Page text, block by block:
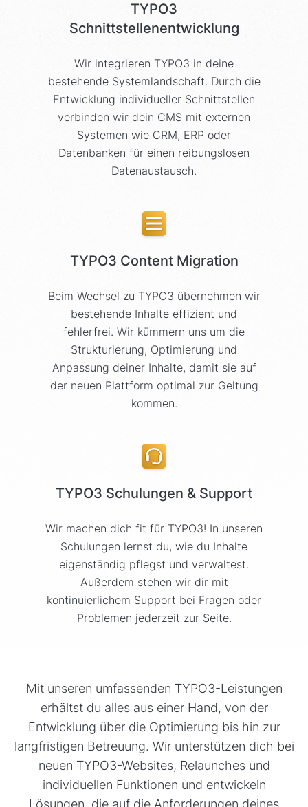
TYPO3
Schnittstellenentwicklung
Wir integrieren TYPO3 in deine
bestehende Systemlandschaft. Durch die
Entwicklung individueller Schnittstellen
verbinden wir dein CMS mit externen
Systemen wie CRM, ERP oder
Datenbanken für einen reibungslosen
Datenaustausch.
TYPO3 Content Migration
Beim Wechsel zu TYPO3 übernehmen wir
bestehende Inhalte effizient und
fehlerfrei. Wir kümmern uns um die
Strukturierung, Optimierung und
Anpassung deiner Inhalte, damit sie auf
der neuen Plattform optimal zur Geltung
kommen.
TYPO3 Schulungen & Support
Wir machen dich fit für TYPO3! In unseren
Schulungen lernst du, wie du Inhalte
eigenständig pflegst und verwaltest.
Außerdem stehen wir dir mit
kontinuierlichem Support bei Fragen oder
Problemen jederzeit zur Seite.
Mit unseren umfassenden TYPO3-Leistungen
erhältst du alles aus einer Hand, von der
Entwicklung über die Optimierung bis hin zur
langfristigen Betreuung. Wir unterstützen dich bei
neuen TYPO3-Websites, Relaunches und
individuellen Funktionen und entwickeln
Lösungen, die auf die Anforderungen deines